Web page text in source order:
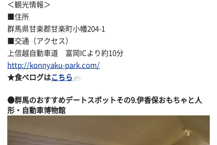
＜観光情報＞
■住所
群馬県甘楽郡甘楽町小幡204-1
■交通（アクセス）
上信越自動車道 富岡ICより約10分
http://konnyaku-park.com/
★食べログはこちら
●群馬のおすすめデートスポットその9.伊香保おもちゃと人
形・自動車博物館